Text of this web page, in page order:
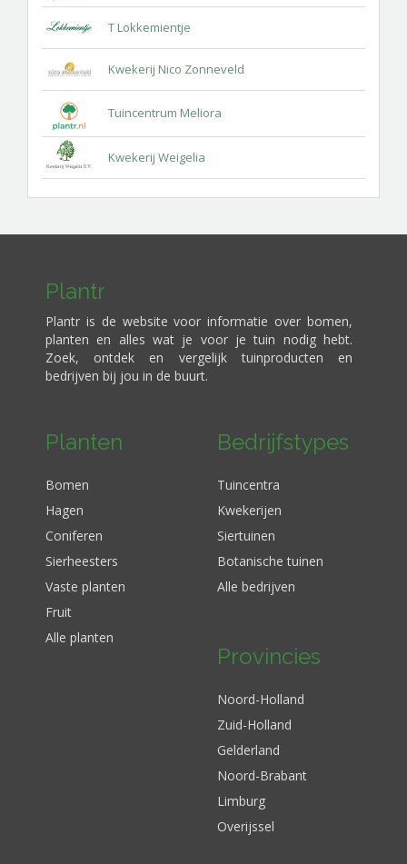
T Lokkemientje
Kwekerij Nico Zonneveld
Tuincentrum Meliora
Kwekerij Weigelia
Plantr
Plantr is de website voor informatie over bomen,
planten en alles wat je voor je tuin nodig hebt.
Zoek, ontdek en vergelijk tuinproducten en
bedrijven bij jou in de buurt.
Planten
Bomen
Hagen
Coniferen
Sierheesters
Vaste planten
Fruit
Alle planten
Bedrijfstypes
Tuincentra
Kwekerijen
Siertuinen
Botanische tuinen
Alle bedrijven
Provincies
Noord-Holland
Zuid-Holland
Gelderland
Noord-Brabant
Limburg
Overijssel